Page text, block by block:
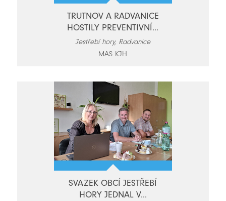
TRUTNOV A RADVANICE
HOSTILY PREVENTIVNÍ...
Jestřebí hory, Radvanice
MAS KJH
SVAZEK OBCÍ JESTŘEBÍ
HORY JEDNAL V...